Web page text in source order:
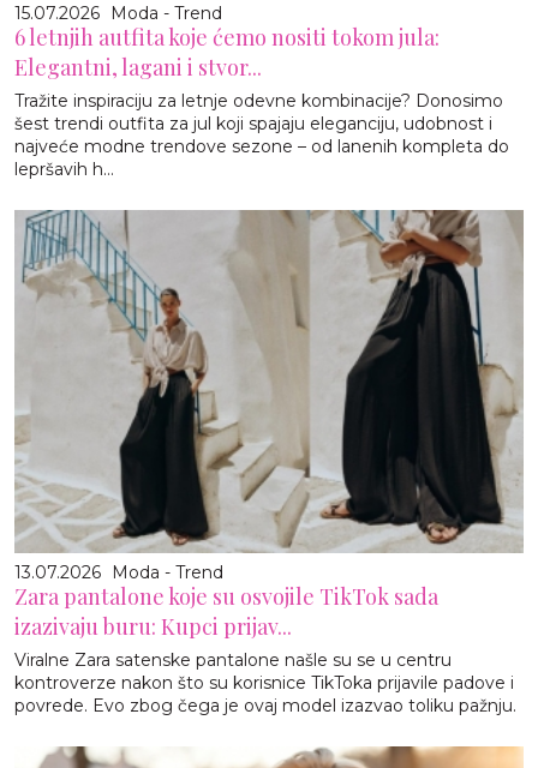
15.07.2026 Moda - Trend
6 letnjih autfita koje ćemo nositi tokom jula:
Elegantni, lagani i stvor...
Tražite inspiraciju za letnje odevne kombinacije? Donosimo
šest trendi outfita za jul koji spajaju eleganciju, udobnost i
najveće modne trendove sezone – od lanenih kompleta do
lepršavih h...
13.07.2026 Moda - Trend
Zara pantalone koje su osvojile TikTok sada
izazivaju buru: Kupci prijav...
Viralne Zara satenske pantalone našle su se u centru
kontroverze nakon što su korisnice TikToka prijavile padove i
povrede. Evo zbog čega je ovaj model izazvao toliku pažnju.